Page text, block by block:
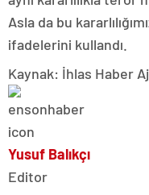
Asla da bu
ifadelerini kullandı.
Kaynak: İhlas Haber
Yusuf Balıkçı
Editor